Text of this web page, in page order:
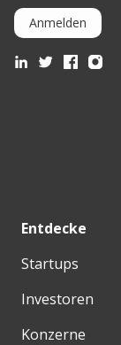
Anmelden
Entdecke
Startups
Investoren
Konzerne